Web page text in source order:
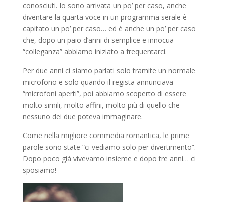
conosciuti. Io sono arrivata un po’ per caso, anche
diventare la quarta voce in un programma serale è
capitato un po’ per caso… ed è anche un po’ per caso
che, dopo un paio d’anni di semplice e innocua
“colleganza” abbiamo iniziato a frequentarci.
Per due anni ci siamo parlati solo tramite un normale
microfono e solo quando il regista annunciava
“microfoni aperti”, poi abbiamo scoperto di essere
molto simili, molto affini, molto più di quello che
nessuno dei due poteva immaginare.
Come nella migliore commedia romantica, le prime
parole sono state “ci vediamo solo per divertimento”.
Dopo poco già vivevamo insieme e dopo tre anni… ci
sposiamo!